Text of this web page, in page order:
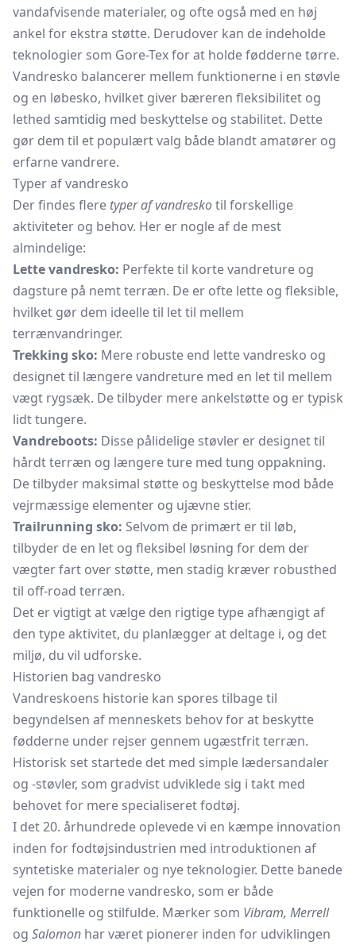
vandafvisende materialer, og ofte også med en høj
ankel for ekstra støtte. Derudover kan de indeholde
teknologier som Gore-Tex for at holde fødderne tørre.
Vandresko balancerer mellem funktionerne i en støvle
og en løbesko, hvilket giver bæreren fleksibilitet og
lethed samtidig med beskyttelse og stabilitet. Dette
gør dem til et populært valg både blandt amatører og
erfarne vandrere.
Typer af vandresko
Der findes flere typer af vandreskotil forskellige
aktiviteter og behov. Her er nogle af de mest
almindelige:
Lette vandresko: Perfekte til korte vandreture og
dagsture på nemt terræn. De er ofte lette og fleksible,
hvilket gør dem ideelle til let til mellem
terrænvandringer.
Trekking sko: Mere robuste end lette vandresko og
designet til længere vandreture med en let til mellem
vægt rygsæk. De tilbyder mere ankelstøtte og er typisk
lidt tungere.
Vandreboots: Disse pålidelige støvler er designet til
hårdt terræn og længere ture med tung oppakning.
De tilbyder maksimal støtte og beskyttelse mod både
vejrmæssige elementer og ujævne stier.
Trailrunning sko: Selvom de primært er til løb,
tilbyder de en let og fleksibel løsning for dem der
vægter fart over støtte, men stadig kræver robusthed
til off-road terræn.
Det er vigtigt at vælge den rigtige type afhængigt af
den type aktivitet, du planlægger at deltage i, og det
miljø, du vil udforske.
Historien bag vandresko
Vandreskoens historie kan spores tilbage til
begyndelsen af menneskets behov for at beskytte
fødderne under rejser gennem ugæstfrit terræn.
Historisk set startede det med simple lædersandaler
og -støvler, som gradvist udviklede sig i takt med
behovet for mere specialiseret fodtøj.
I det 20. århundrede oplevede vi en kæmpe innovation
inden for fodtøjsindustrien med introduktionen af
syntetiske materialer og nye teknologier. Dette banede
vejen for moderne vandresko, som er både
funktionelle og stilfulde. Mærker som Vibram, Merrell
og Salomon har været pionerer inden for udviklingen